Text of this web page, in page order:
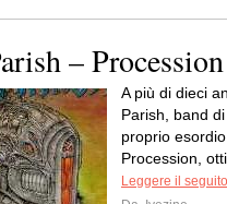
– Procession
A più di dieci
Parish, band
proprio
Procession,
Leggere il seguito